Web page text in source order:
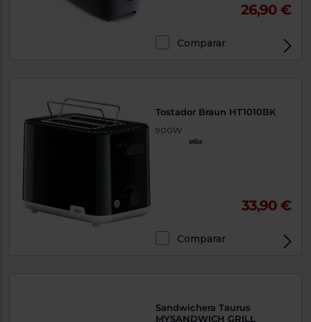
26,90 €
Comparar
Tostador Braun HT1010BK
900W
33,90 €
Comparar
Sandwichera Taurus
MYSANDWICH GRILL